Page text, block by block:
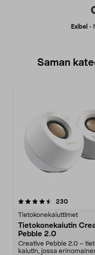
Exibel -
Saman
230arvostelut
Tietokonekaiuttimet
Tietokonekaiutin
Pebble 2.0
Creative Pebble 2.0 –
kaiutin, jossa
4.0 viidestä